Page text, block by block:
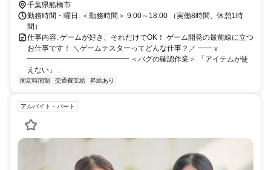
千葉県船橋市
勤務時間・曜日: ＜勤務時間＞ 9:00～18:00 （実働8時間、休憩1時
間）
仕事内容: ゲームが好き、それだけでOK！ ゲーム開発の最前線に立つ
お仕事です！ ＼ゲームテスターってどんな仕事？／ ━━ｖ
━━━━━━━━━━━━━━ ＜バグの確認作業＞ 「アイテムが使
えない」...
固定時間制 交通費支給 昇給あり
アルバイト・パート